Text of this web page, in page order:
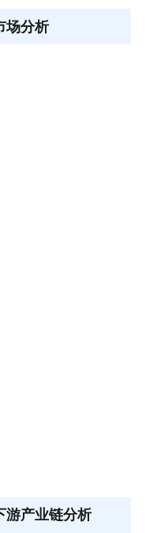
场分析
游产业链分析